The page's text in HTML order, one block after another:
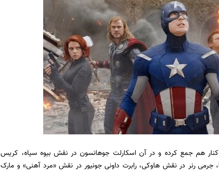
کنار هم جمع کرده و در آن اسکارلت جوهانسون در نقش بیوه سیاه، کریس
رنر در نقش هاوکی، رابرت داونی جونیور در نقش «مرد آهنی» و مارک